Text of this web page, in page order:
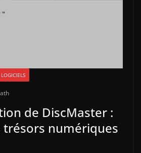
LOGICIELS
de DiscMaster :
trésors numériques